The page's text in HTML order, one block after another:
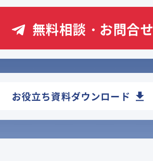
無料相談・お問合せ
お役立ち資料ダウンロード